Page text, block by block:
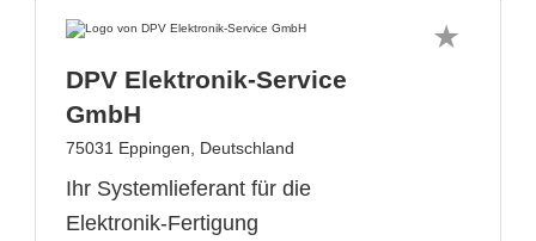
DPV Elektronik-Service
GmbH
75031 Eppingen, Deutschland
Ihr Systemlieferant für die
Elektronik-Fertigung